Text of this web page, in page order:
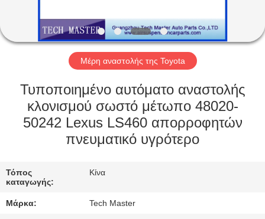
ΣΧΕΤΙΚΆ
ΜΕ
ΞΕΝΆΓΗΣΗ
ΣΤΟ
ΕΡΓΟΣΤΆΣΙΟ
ΕΛΕΓΧΟΣ
ΠΟΙΌΤΗΤΑΣ
Μέρη αναστολής της Toyota
Τυποποιημένο αυτόματο αναστολής
κλονισμού σωστό μέτωπο 48020-
50242 Lexus LS460 απορροφητών
πνευματικό υγρότερο
Τόπος
καταγωγής:
Κίνα
Μάρκα: Tech Master